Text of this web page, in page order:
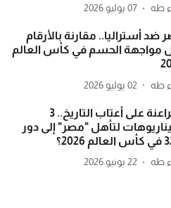
طه 07 يوليو 2026
ضد أستراليا.. مقارنة بالأرقام
مواجهة الحسم في كأس العالم
طه 02 يوليو 2026
الفراعنة على أعتاب التاريخ.. 3
لتأهل "مصر" إلى دور
طه 22 يونيو 2026